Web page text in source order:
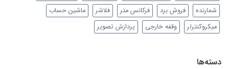
شمارنده
فروش برد فرکانس متر فلاشر
ماشین حساب
میکروکنترلر
وقفه خارجی پردازش تصویر
دسته‌ها